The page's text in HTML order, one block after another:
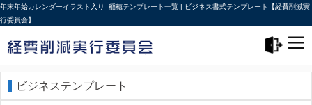
年末年始カレンダーイラスト入り_稲穂テンプレート一覧 | ビジネス書式テンプレート【経費削減実
行委員会】
ビジネステンプレート